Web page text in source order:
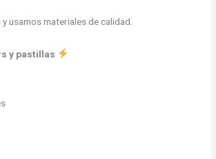
usamos materiales de calidad.
y pastillas